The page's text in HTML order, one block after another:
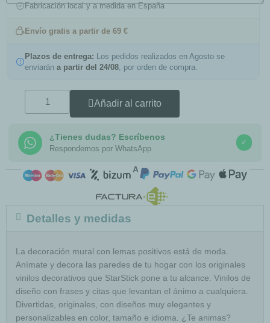
Fabricación local y a medida en España
Envío gratis a partir de 69 €
Plazos de entrega: Los pedidos realizados en Agosto se
enviarán a partir del 24/08 , por orden de compra.
Añadir al carrito
¿Tienes dudas? Escríbenos
Respondemos por WhatsApp
✓
COMPRA SEGURA
Detalles y medidas
La decoración mural con lemas positivos está de moda.
Anímate y decora las paredes de tu hogar con los originales
vinilos decorativos que StarStick pone a tu alcance. Vinilos de
diseño con frases y citas que levantan el ánimo a cualquiera.
Divertidas, originales, con diseños muy elegantes y
personalizables en color, tamaño e idioma. ¿Te animas?